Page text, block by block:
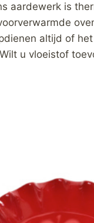
aardewerk is
altijd of
u vloeistof